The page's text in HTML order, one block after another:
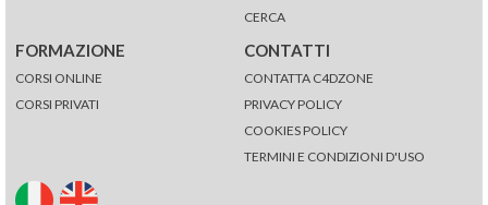
CERCA
FORMAZIONE
CORSI ONLINE
CORSI PRIVATI
CONTATTI
CONTATTA C4DZONE
PRIVACY POLICY
COOKIES POLICY
TERMINI E CONDIZIONI D'USO